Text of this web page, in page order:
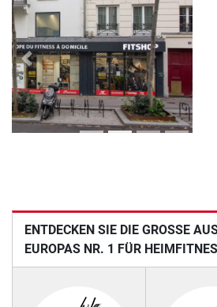
Previous
ENTDECKEN SIE DIE GROSSE
UROPAS NR. 1 FÜR